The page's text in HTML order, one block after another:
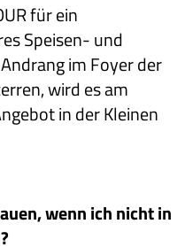
für ein
Speisen- und
im Foyer der
wird es am
in der Kleinen
wenn ich nicht in